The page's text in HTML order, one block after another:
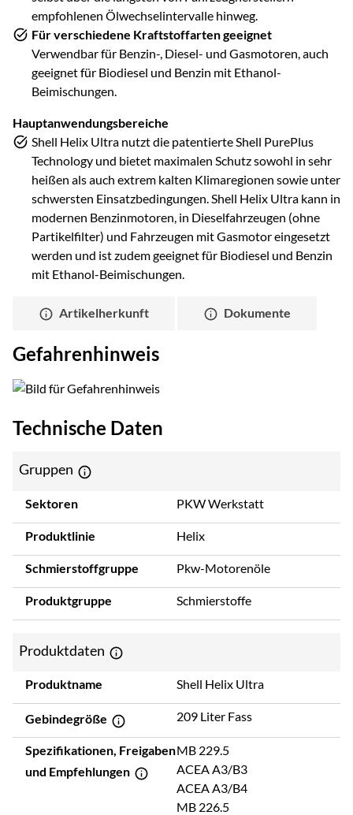
empfohlenen Ölwechselintervalle hinweg.
Für verschiedene Kraftstoffarten geeignet
Verwendbar für Benzin-, Diesel- und Gasmotoren, auch
geeignet für Biodiesel und Benzin mit Ethanol-
Beimischungen.
Hauptanwendungsbereiche
Shell Helix Ultra nutzt die patentierte Shell PurePlus
Technology und bietet maximalen Schutz sowohl in sehr
heißen als auch extrem kalten Klimaregionen sowie unter
schwersten Einsatzbedingungen. Shell Helix Ultra kann in
modernen Benzinmotoren, in Dieselfahrzeugen (ohne
Partikelfilter) und Fahrzeugen mit Gasmotor eingesetzt
werden und ist zudem geeignet für Biodiesel und Benzin
mit Ethanol-Beimischungen.
Artikelherkunft Dokumente
Gefahrenhinweis
Technische Daten
Gruppen
Sektoren PKW Werkstatt
Produktlinie Helix
Schmierstoffgruppe Pkw-Motorenöle
Produktgruppe Schmierstoffe
Produktdaten
Produktname Shell Helix Ultra
Gebindegröße 209 Liter Fass
Spezifikationen, Freigaben
und Empfehlungen
MB 229.5
ACEA A3/B3
ACEA A3/B4
MB 226.5